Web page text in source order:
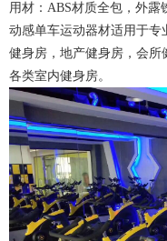
用材：ABS材质全包，外
动感单车运动器材适用于
健身房，地产健身房，会
各类室内健身房。